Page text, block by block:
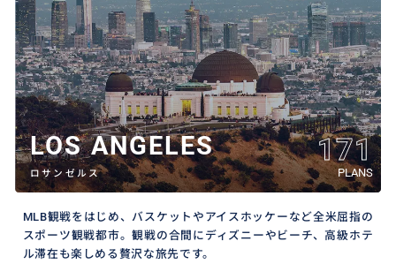
LOS ANGELES
ロサンゼルス
171
PLANS
MLB観戦をはじめ、バスケットやアイスホッケーなど全米屈指の
スポーツ観戦都市。観戦の合間にディズニーやビーチ、高級ホテ
ル滞在も楽しめる贅沢な旅先です。